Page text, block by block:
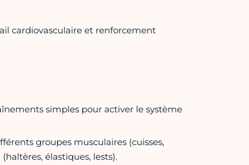
cardiovasculaire et renforcement
simples pour activer le système
groupes musculaires (cuisses,
élastiques, lests).